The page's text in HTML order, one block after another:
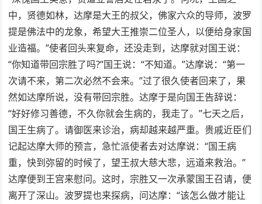
中，贤德如林，达摩是大王的叔父，佛家六众的导师，波罗
提是佛法中的龙象，希望大王推崇二位圣人，以便给身家国
业造福。”使者回头来复命，还没走到，达摩就对国王说：
“你知道带回宗胜了吗?”国王说：“不知道。”达摩说：“第一
次请不来，第二次必然不会来。”过了很久使者回来了，果
然如达摩所说，没有带回宗胜。达摩于是向国王告辞说：
“好好修习善德，不久你就会生病的，我走了。”七天之后，
国王生病了。请御医来诊治，病却越来越严重。贵戚近臣们
记起达摩大师的预言，急忙派使者去对达摩说：“国王病
重，快到弥留的时候了，望王叔大慈大悲，远道来救治。”
达摩便到王宫来慰问。这时，宗胜又一次承蒙国王召请，便
离开了深山。波罗提也来探病，问达摩：“该怎么做才能让